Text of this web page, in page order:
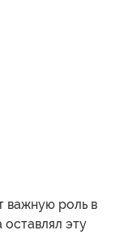
важную роль в
оставлял эту